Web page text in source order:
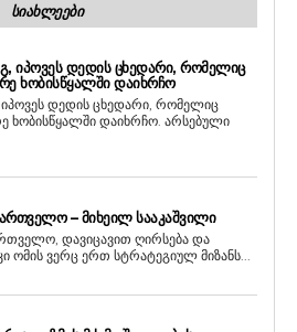
ᲡᲘᲐᲮᲚᲔᲔᲑᲘ
ᲘᲞᲝᲕᲔᲡ ᲓᲔᲓᲘᲡ ᲪᲮᲔᲓᲐᲠᲘ, ᲠᲝᲛᲔᲚᲘᲪ
ᲮᲝᲑᲘᲡᲬᲧᲐᲚᲨᲘ ᲓᲐᲘᲮᲠᲩᲝ
იპოვეს დედის ცხედარი, რომელიც
ხობისწყალში დაიხრჩო. არსებული
– ᲛᲘᲮᲔᲘᲚ ᲡᲐᲐᲙᲐᲨᲕᲘᲚᲘ
დავიცავით ღირსება და
ომის ვერც ერთ სტრატეგიულ მიზანს...